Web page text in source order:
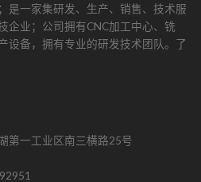
是一家集研发、生产、销售、技术服
企业；公司拥有CNC加工中心、铣
设备，拥有专业的研发技术团队。 了
第一工业区南三横路25号